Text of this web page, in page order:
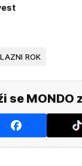
ROK
se MONDO